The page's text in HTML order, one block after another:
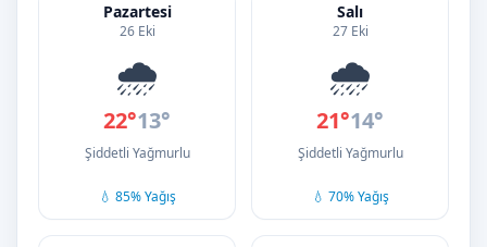
Pazartesi
26 Eki
🌧️
22°13°
Şiddetli Yağmurlu
💧 85% Yağış
Salı
27 Eki
🌧️
21°14°
Şiddetli Yağmurlu
💧 70% Yağış